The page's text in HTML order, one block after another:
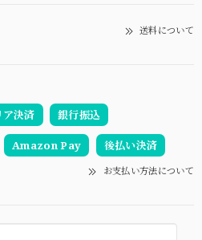
送料について
ア決済 銀行振込
Amazon Pay 後払い決済
お支払い方法について